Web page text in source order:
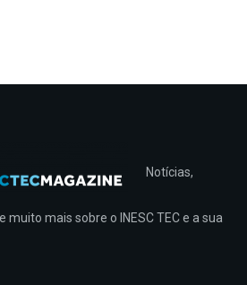
Notícias,
muito mais sobre o INESC TEC e a sua